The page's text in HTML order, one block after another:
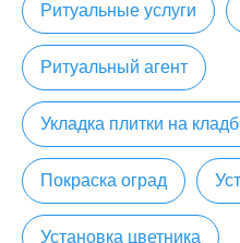
Ритуальные услуги
Ритуальный агент
Укладка плитки на
Покраска оград
Установка цветника